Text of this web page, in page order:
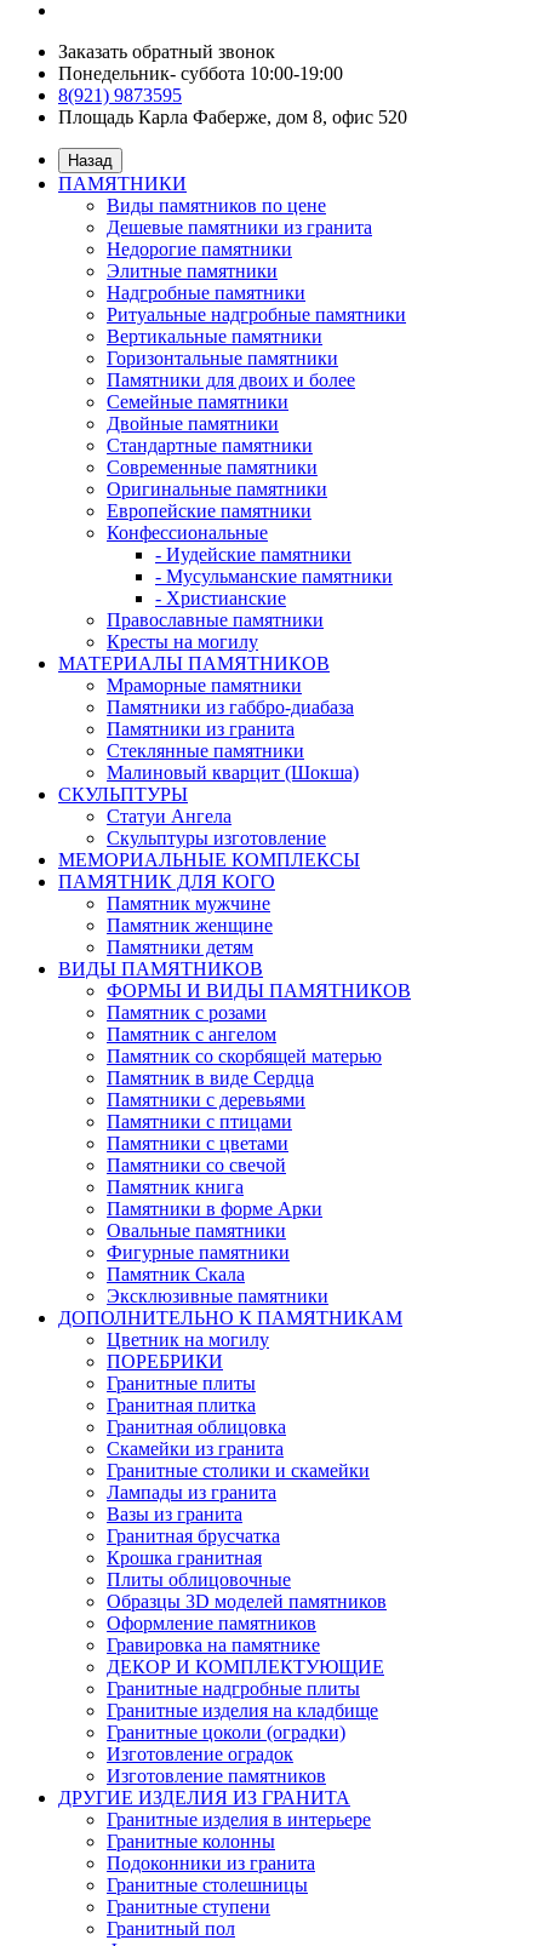
Заказать обратный звонок
Понедельник- суббота 10:00-19:00
8(921) 9873595
Площадь Карла Фаберже, дом 8, офис 520
Назад
ПАМЯТНИКИ
Виды памятников по цене
Дешевые памятники из гранита
Недорогие памятники
Элитные памятники
Надгробные памятники
Ритуальные надгробные памятники
Вертикальные памятники
Горизонтальные памятники
Памятники для двоих и более
Семейные памятники
Двойные памятники
Стандартные памятники
Современные памятники
Оригинальные памятники
Европейские памятники
Конфессиональные
- Иудейские памятники
- Мусульманские памятники
- Христианские
Православные памятники
Кресты на могилу
МАТЕРИАЛЫ ПАМЯТНИКОВ
Мраморные памятники
Памятники из габбро-диабаза
Памятники из гранита
Стеклянные памятники
Малиновый кварцит (Шокша)
СКУЛЬПТУРЫ
Статуи Ангела
Скульптуры изготовление
МЕМОРИАЛЬНЫЕ КОМПЛЕКСЫ
ПАМЯТНИК ДЛЯ КОГО
Памятник мужчине
Памятник женщине
Памятники детям
ВИДЫ ПАМЯТНИКОВ
ФОРМЫ И ВИДЫ ПАМЯТНИКОВ
Памятник с розами
Памятник с ангелом
Памятник со скорбящей матерью
Памятник в виде Сердца
Памятники с деревьями
Памятники с птицами
Памятники с цветами
Памятники со свечой
Памятник книга
Памятники в форме Арки
Овальные памятники
Фигурные памятники
Памятник Скала
Эксклюзивные памятники
ДОПОЛНИТЕЛЬНО К ПАМЯТНИКАМ
Цветник на могилу
ПОРЕБРИКИ
Гранитные плиты
Гранитная плитка
Гранитная облицовка
Скамейки из гранита
Гранитные столики и скамейки
Лампады из гранита
Вазы из гранита
Гранитная брусчатка
Крошка гранитная
Плиты облицовочные
Образцы 3D моделей памятников
Оформление памятников
Гравировка на памятнике
ДЕКОР И КОМПЛЕКТУЮЩИЕ
Гранитные надгробные плиты
Гранитные изделия на кладбище
Гранитные цоколи (оградки)
Изготовление оградок
Изготовление памятников
ДРУГИЕ ИЗДЕЛИЯ ИЗ ГРАНИТА
Гранитные изделия в интерьере
Гранитные колонны
Подоконники из гранита
Гранитные столешницы
Гранитные ступени
Гранитный пол